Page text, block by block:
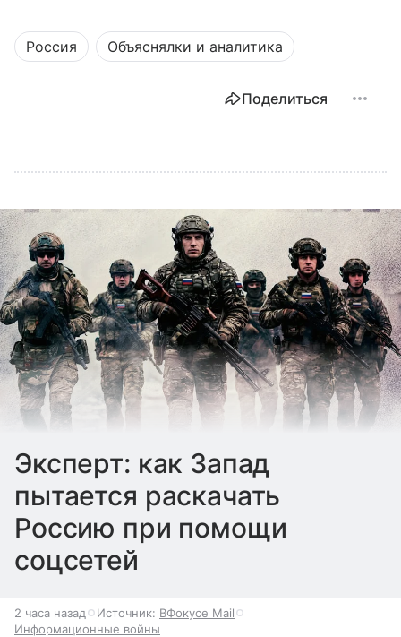
Россия Объяснялки и аналитика
Поделиться
Эксперт: как Запад
пытается раскачать
Россию при помощи
соцсетей
2 часа назад Источник: ВФокусе Mail
Информационные войны